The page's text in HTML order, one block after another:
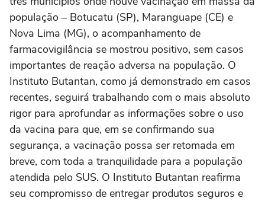
população – Botucatu (SP), Maranguape (CE) e
Nova Lima (MG), o acompanhamento de
farmacovigilância se mostrou positivo, sem casos
importantes de reação adversa na população. O
Instituto Butantan, como já demonstrado em casos
recentes, seguirá trabalhando com o mais absoluto
rigor para aprofundar as informações sobre o uso
da vacina para que, em se confirmando sua
segurança, a vacinação possa ser retomada em
breve, com toda a tranquilidade para a população
atendida pelo SUS. O Instituto Butantan reafirma
seu compromisso de entregar produtos seguros e